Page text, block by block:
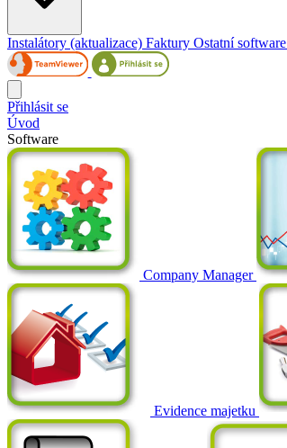
Instalátory (aktualizace) Faktury Ostatní software
Přihlásit se
Úvod
Software
Company Manager
Evidence majetku